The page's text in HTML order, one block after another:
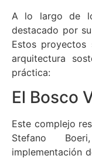
A lo largo de
destacado por
Estos
arquitectura
práctica:
El Bosco
Este complejo
Stefano
implementación